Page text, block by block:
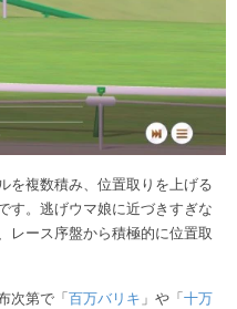
を複数積み、位置取りを上げる
す。逃げウマ娘に近づきすぎな
レース序盤から積極的に位置取
次第で「 百万バリキ 」や「 十万